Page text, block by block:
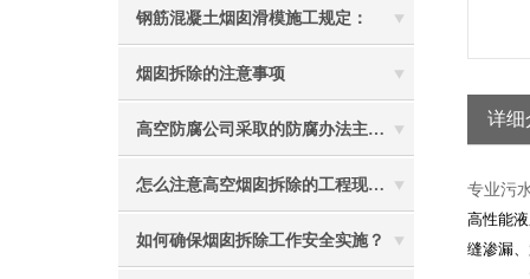
钢筋混凝土烟囱滑模施工规定：
烟囱拆除的注意事项
高空防腐公司采取的防腐办法主要有哪些？
怎么注意高空烟囱拆除的工程现场质量问题
如何确保烟囱拆除工作安全实施？
详细
专业污
高性能
缝渗漏